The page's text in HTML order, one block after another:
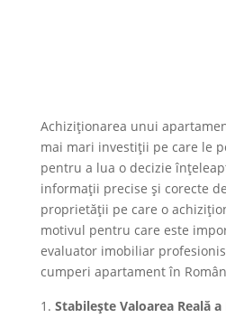
Achiziționarea unui
mai mari investiții pe care le
pentru a lua o decizie
informații precise și corecte
proprietății pe care o
motivul pentru care este
evaluator imobiliar
cumperi apartament în
Stabilește Valoarea Reală